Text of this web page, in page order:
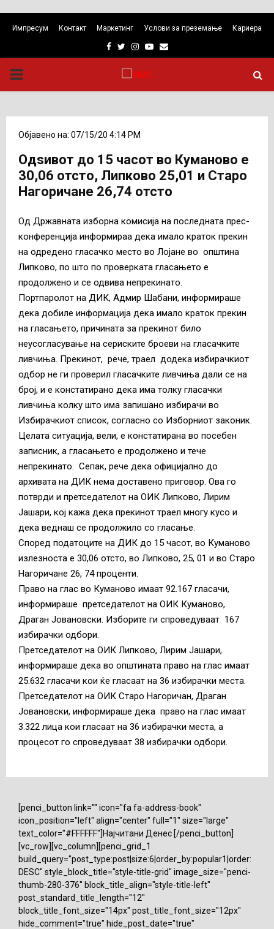
Импресум Контакт Маркетинг Услови за преземање Кариера
Facebook
TwitterInstagram
Youtube
Email
PRIMARY
Објавено на: 07/15/20 4:14 PM
Одѕивот до 15 часот во Куманово е
30,06 отсто, Липково 25,01 и Старо
Нагоричане 26,74 отсто
Од Државната изборна комисија на последната прес-
конференција информираа дека имало краток прекин
на одредено гласачко место во Лојане во општина
Липково, по што по проверката гласањето е
продолжено и се одвива непрекинато.
Портпаролот на ДИК, Адмир Шабани, информираше
дека добиле информација дека имало краток прекин
на гласањето, причината за прекинот било
неусогласување на сериските броеви на гласачките
ливчиња. Прекинот, рече, траел додека избирачкиот
одбор не ги проверил гласачките ливчиња дали се на
број, и е констатирано дека има толку гласачки
ливчиња колку што има запишано избирачи во
Избирачкиот список, согласно со Изборниот законик.
Целата ситуација, вели, е констатирана во посебен
записник, а гласањето е продолжено и тече
непрекинато. Сепак, рече дека официјално до
архивата на ДИК нема доставено приговор. Ова го
потврди и претседателот на ОИК Липково, Лирим
Јашари, кој кажа дека прекинот траел многу кусо и
дека веднаш се продолжило со гласање.
Според податоците на ДИК дo 15 часот, во Куманово
излезноста е 30,06 отсто, во Липково, 25, 01 и во Старо
Нагоричане 26, 74 проценти.
Право на глас во Куманово имаат 92.167 гласачи,
информираше претседателот на ОИК Куманово,
Драган Јовановски. Изборите ги спроведуваат 167
избирачки одбори.
Претседателот на ОИК Липково, Лирим Јашари,
информираше дека во општината право на глас имаат
25.632 гласачи кои ќе гласаат на 36 избирачки места.
Претседателот на ОИК Старо Нагоричан, Драган
Јовановски, информираше дека право на глас имаат
3.322 лица кои гласаат на 36 избирачки места, а
процесот го спроведуваат 38 избирачки одбори.
[penci_button link="" icon="fa fa-address-book"
icon_position="left" align="center" full="1" size="large"
text_color="#FFFFFF"]Најчитани Денес [/penci_button]
[vc_row][vc_column][penci_grid_1
build_query="post_type:post|size:6|order_by:popular1|order:
DESC" style_block_title="style-title-grid" image_size="penci-
thumb-280-376" block_title_align="style-title-left"
post_standard_title_length="12"
block_title_font_size="14px" post_title_font_size="12px"
hide_comment="true" hide_post_date="true"